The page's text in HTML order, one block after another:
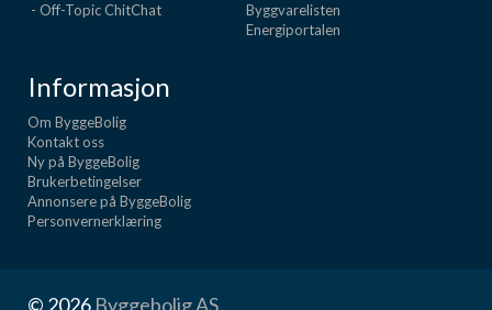
- Off-Topic ChitChat
Byggvarelisten
Energiportalen
Informasjon
Om ByggeBolig
Kontakt oss
Ny på ByggeBolig
Brukerbetingelser
Annonsere på ByggeBolig
Personvernerklæring
© 2026 Byggebolig AS